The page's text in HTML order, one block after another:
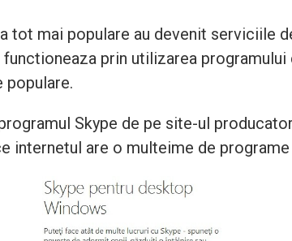
tot mai populare au devenit serviciile
prin utilizarea
populare.
Skype de pe site-ul
internetul are o multeime de